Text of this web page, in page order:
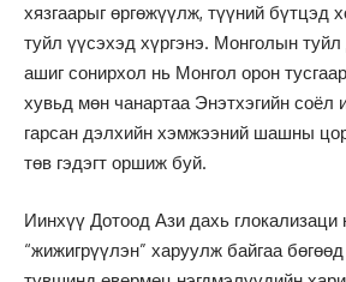
хязгаарыг өргөжүүлж, түүний бүтцэд
туйл үүсэхэд хүргэнэ. Монголын
ашиг сонирхол нь Монгол орон
хувьд мөн чанартаа Энэтхэгийн соёл
гарсан дэлхийн хэмжээний шашны
төв гэдэгт оршиж буй.
Иинхүү Дотоод Ази дахь глокализаци
“жижигрүүлэн” харуулж байгаа